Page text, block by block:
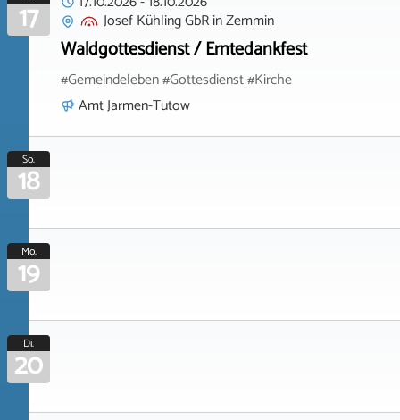
17
Josef Kühling GbRinZemmin
Waldgottesdienst / Erntedankfest
#Gemeindeleben #Gottesdienst #Kirche
Amt Jarmen-Tutow
So.
18
Mo.
19
Di.
20